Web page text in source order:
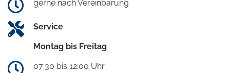
gerne nach Vereinbarung
Service
Montag bis Freitag
07:30 bis 12:00 Uhr